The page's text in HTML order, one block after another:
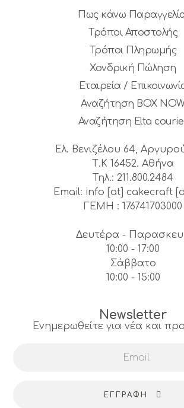
Πως κάνω
Τρόποι Αποστολής
Τρόποι Πληρωμής
Χονδρική Πώληση
Εταιρεία /
Αναζήτηση BOX
Αναζήτηση Elta
Ελ. Βενιζέλου 64,
Τ.Κ 16452. Αθήνα
Τηλ.: 211.800.2484
Email: info [at] cakecraft
ΓΕΜΗ : 176741703000
Δευτέρα -
10:00 - 17:00
Σάββατο
10:00 - 15:00
Newsletter
Ενημερωθείτε για νέα και
ΕΓΓΡΑΦΉ